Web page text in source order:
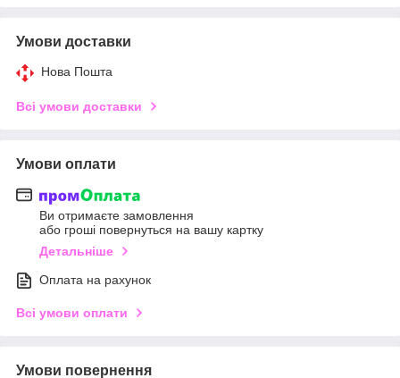
Умови доставки
Нова Пошта
Всі умови доставки
Умови оплати
Ви отримаєте замовлення
або гроші повернуться на вашу картку
Детальніше
Оплата на рахунок
Всі умови оплати
Умови повернення